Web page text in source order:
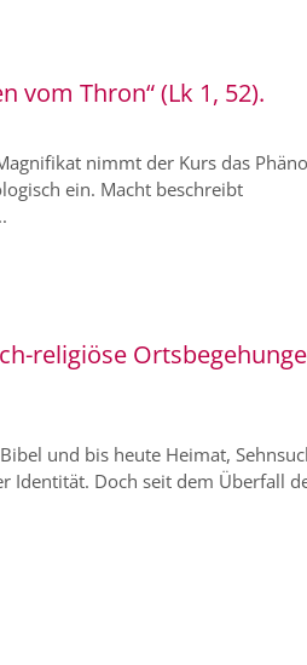
vom Thron“ (Lk 1, 52).
nimmt der Kurs das
ein. Macht beschreibt
religiöse
und bis heute Heimat,
Doch seit dem Überfall